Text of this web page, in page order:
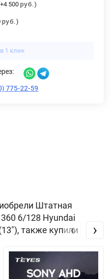
4 500 руб. )
руб. )
1 клик
775-22-59
Штатная
6/128 Hyundai
также купили
‹ ›